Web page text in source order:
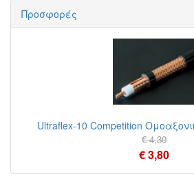
Προσφορές
Ultraflex-10 Competition
€ 4,30
€ 3,80